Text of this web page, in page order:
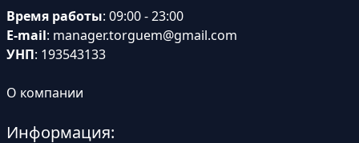
Время работы: 09:00 - 23:00
E-mail: manager.torguem@gmail.com
УНП: 193543133
О компании
Информация: